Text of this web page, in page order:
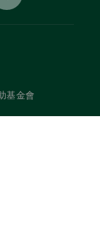
基金會